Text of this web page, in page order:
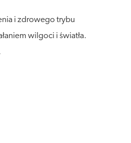
i zdrowego trybu
wilgoci i światła.